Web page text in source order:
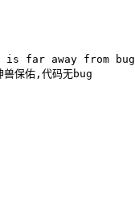
　┃
　　Code is far
兽保佑,代码无bug
　　+